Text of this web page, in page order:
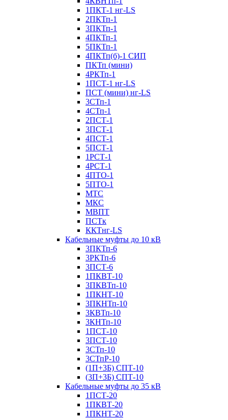
1ПКТ-1 нг-LS
2ПКТп-1
3ПКТп-1
4ПКТп-1
5ПКТп-1
4ПКТп(б)-1 СИП
ПКТп (мини)
4РКТп-1
1ПСТ-1 нг-LS
ПСТ (мини) нг-LS
3СТп-1
4СТп-1
2ПСТ-1
3ПСТ-1
4ПСТ-1
5ПСТ-1
1РСТ-1
4РСТ-1
4ПТО-1
5ПТО-1
МТС
МКС
МВПТ
ПСТк
ККТнг-LS
Кабельные муфты до 10 кВ
3ПКТп-6
3РКТп-6
3ПСТ-6
1ПКВТ-10
3ПКВТп-10
1ПКНТ-10
3ПКНТп-10
3КВТп-10
3КНТп-10
1ПСТ-10
3ПСТ-10
3СТп-10
3СТпР-10
(1П+3Б) СПТ-10
(3П+3Б) СПТ-10
Кабельные муфты до 35 кВ
1ПСТ-20
1ПКВТ-20
1ПКНТ-20